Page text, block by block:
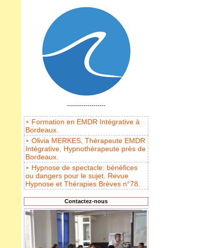
-------------------
Formation en EMDR Intégrative à
Bordeaux.
Olivia MERKES, Thérapeute EMDR
Intégrative, Hypnothérapeute près de
Bordeaux.
Hypnose de spectacle: bénéfices
ou dangers pour le sujet. Revue
Hypnose et Thérapies Brèves n°78.
Contactez-nous